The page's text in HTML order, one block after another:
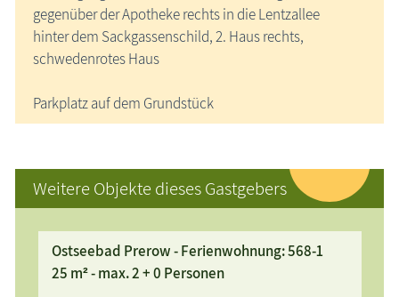
gegenüber der Apotheke rechts in die Lentzallee
hinter dem Sackgassenschild, 2. Haus rechts,
schwedenrotes Haus
Parkplatz auf dem Grundstück
Weitere Objekte dieses Gastgebers
Ostseebad Prerow - Ferienwohnung: 568-1
25 m² - max. 2 + 0 Personen